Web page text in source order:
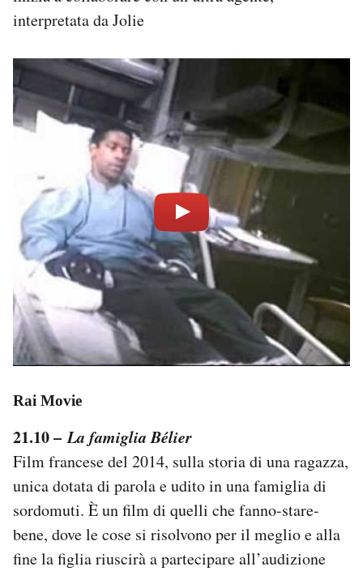
interpretata da Jolie
Rai Movie
21.10 –La famiglia Bélier
Film francese del 2014, sulla storia di una ragazza,
unica dotata di parola e udito in una famiglia di
sordomuti. È un film di quelli che fanno-stare-
bene, dove le cose si risolvono per il meglio e alla
fine la figlia riuscirà a partecipare all’audizione